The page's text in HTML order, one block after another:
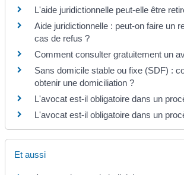
L'aide juridictionnelle peut-elle être
Aide juridictionnelle : peut-on faire un
cas de refus ?
Comment consulter gratuitement un
Sans domicile stable ou fixe (SDF) :
obtenir une domiciliation ?
L'avocat est-il obligatoire dans un
L'avocat est-il obligatoire dans un
Et aussi